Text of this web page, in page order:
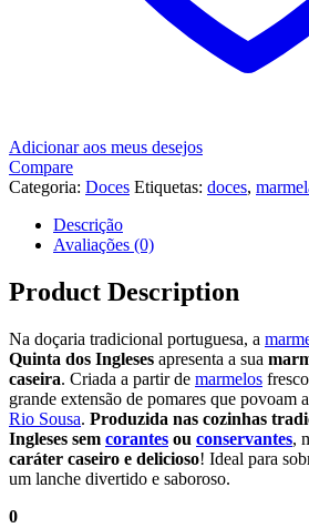
Adicionar aos meus desejos
Compare
Categoria: Doces Etiquetas: doces,
Descrição
Avaliações (0)
Product Description
Na doçaria tradicional portuguesa, a
Quinta dos Ingleses apresenta a sua
caseira. Criada a partir de marmelos
grande extensão de pomares que povoam
Rio Sousa. Produzida nas cozinhas
Ingleses sem corantes ou conservantes,
caráter caseiro e delicioso! Ideal para
um lanche divertido e saboroso.
0